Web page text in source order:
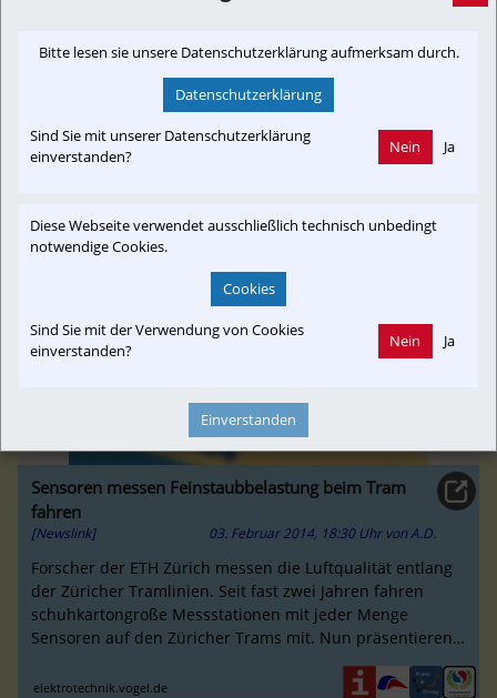
Die Niederschlesische Bahngesellschaft hat stillgelegte
Bahnstrecken wiederbelebt, darunter auch
grenzüberschreitende ...
Sensoren messen Feinstaubbelastung beim Tram
fahren
[Newslink] 03. Februar 2014, 18:30 Uhr vonA.D.
Forscher der ETH Zürich messen die Luftqualität entlang
der Züricher Tramlinien. Seit fast zwei Jahren fahren
schuhkartongroße Messstationen mit jeder Menge
Sensoren auf den Züricher Trams mit. Nun präsentieren
elektrotechnik.vogel.de
Bitte lesen sie unsere Datenschutzerklärung aufmerksam durch.
Datenschutzerklärung
Sind Sie mit unserer Datenschutzerklärung
einverstanden?
Nein Ja
Diese Webseite verwendet ausschließlich technisch unbedingt
notwendige Cookies.
Cookies
Sind Sie mit der Verwendung von Cookies
einverstanden?
Nein Ja
Einverstanden